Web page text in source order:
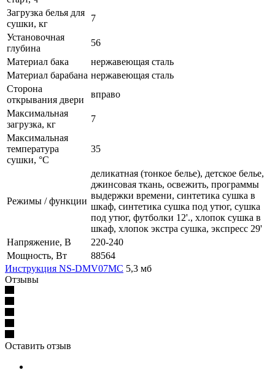
Загрузка белья для
сушки, кг
7
Установочная
глубина
56
Материал бака
нержавеющая сталь
Материал барабана нержавеющая сталь
Сторона
открывания двери
вправо
Максимальная
загрузка, кг
7
Максимальная
температура
сушки, °C
35
Режимы / функции
деликатная (тонкое белье), детское белье,
джинсовая ткань, освежить, программы
выдержки времени, синтетика сушка в
шкаф, синтетика сушка под утюг, сушка
под утюг, футболки 12'., хлопок сушка в
шкаф, хлопок экстра сушка, экспресс 29'
Напряжение, В
220-240
Мощность, Вт
88564
Инструкция NS-DMV07MС 5,3 мб
Отзывы
Оставить отзыв